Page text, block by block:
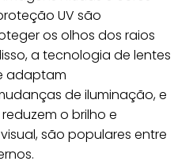
UV são
os olhos dos raios
a tecnologia de lentes
adaptam
de iluminação, e
o brilho e
são populares entre